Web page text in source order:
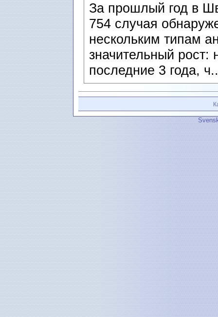
За прошлый год в
754 случая
нескольким типам
значительный рост:
последние 3 года,